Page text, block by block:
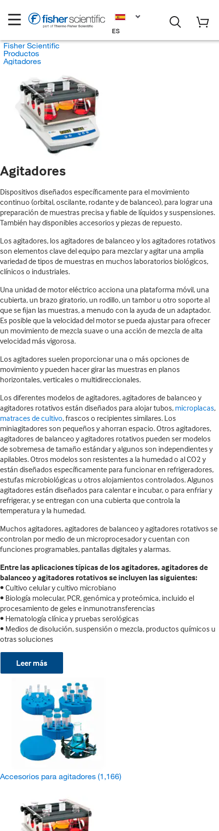
ES
Fisher Scientific
Productos
Agitadores
Agitadores
Dispositivos diseñados específicamente para el movimiento
continuo (orbital, oscilante, rodante y de balanceo), para lograr una
preparación de muestras precisa y fiable de líquidos y suspensiones.
También hay disponibles accesorios y piezas de repuesto.
Los agitadores, los agitadores de balanceo y los agitadores rotativos
son elementos clave del equipo para mezclar y agitar una amplia
variedad de tipos de muestras en muchos laboratorios biológicos,
clínicos o industriales.
Una unidad de motor eléctrico acciona una plataforma móvil, una
cubierta, un brazo giratorio, un rodillo, un tambor u otro soporte al
que se fijan las muestras, a menudo con la ayuda de un adaptador.
Es posible que la velocidad del motor se pueda ajustar para ofrecer
un movimiento de mezcla suave o una acción de mezcla de alta
velocidad más vigorosa.
Los agitadores suelen proporcionar una o más opciones de
movimiento y pueden hacer girar las muestras en planos
horizontales, verticales o multidireccionales.
Los diferentes modelos de agitadores, agitadores de balanceo y
agitadores rotativos están diseñados para alojar tubos, microplacas,
matraces de cultivo, frascos o recipientes similares. Los
miniagitadores son pequeños y ahorran espacio. Otros agitadores,
agitadores de balanceo y agitadores rotativos pueden ser modelos
de sobremesa de tamaño estándar y algunos son independientes y
apilables. Otros modelos son resistentes a la humedad o al CO2 y
están diseñados específicamente para funcionar en refrigeradores,
estufas microbiológicas u otros alojamientos controlados. Algunos
agitadores están diseñados para calentar e incubar, o para enfriar y
refrigerar, y se entregan con una cubierta que controla la
temperatura y la humedad.
Muchos agitadores, agitadores de balanceo y agitadores rotativos se
controlan por medio de un microprocesador y cuentan con
funciones programables, pantallas digitales y alarmas.
Entre las aplicaciones típicas de los agitadores, agitadores de
balanceo y agitadores rotativos se incluyen las siguientes:
• Cultivo celular y cultivo microbiano
• Biología molecular, PCR, genómica y proteómica, incluido el
procesamiento de geles e inmunotransferencias
• Hematología clínica y pruebas serológicas
• Medios de disolución, suspensión o mezcla, productos químicos u
otras soluciones
Leer más
Accesorios para agitadores (1,166)